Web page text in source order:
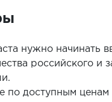
нужно начинать
российского
по доступным